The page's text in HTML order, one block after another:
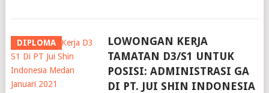
DIPLOMA
LOWONGAN KERJA
TAMATAN D3/S1 UNTUK
POSISI: ADMINISTRASI GA
DI PT. JUI SHIN INDONESIA